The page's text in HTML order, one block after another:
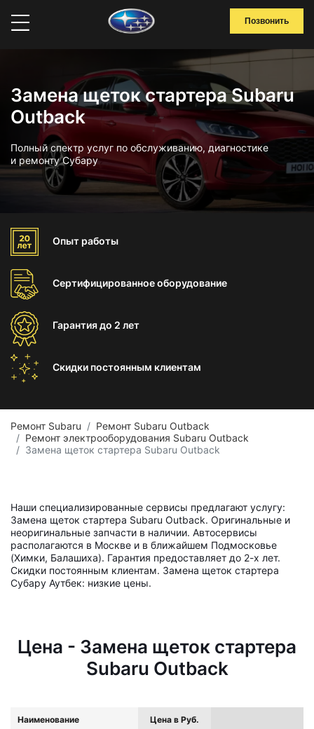
Позвонить
Замена щеток стартера Subaru
Outback
Полный спектр услуг по обслуживанию, диагностике
и ремонту Субару
Опыт работы
Сертифицированноеоборудование
Гарантиядо 2 лет
Скидки постоянным клиентам
Ремонт Subaru
Ремонт Subaru Outback
Ремонт электрооборудования Subaru Outback
Замена щеток стартера Subaru Outback
Наши специализированные сервисы предлагают услугу:
Замена щеток стартера Subaru Outback. Оригинальные и
неоригинальные запчасти в наличии. Автосервисы
располагаются в Москве и в ближайшем Подмосковье
(Химки, Балашиха). Гарантия предоставляет до 2-х лет.
Скидки постоянным клиентам. Замена щеток стартера
Субару Аутбек: низкие цены.
Цена - Замена щеток стартера
Subaru Outback
Наименование Цена в Руб.